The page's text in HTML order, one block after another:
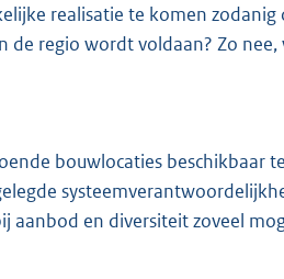
realisatie te komen zodanig
regio wordt voldaan? Zo nee,
bouwlocaties beschikbaar
en diversiteit zoveel